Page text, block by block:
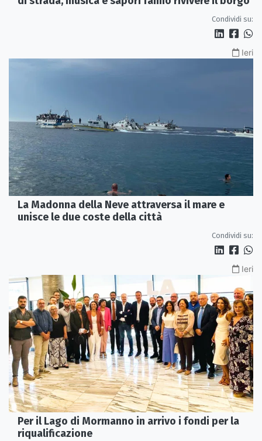
Condividi su:
Ieri
La Madonna della Neve attraversa il mare e
unisce le due coste della città
Condividi su:
Ieri
Per il Lago di Mormanno in arrivo i fondi per la
riqualificazione